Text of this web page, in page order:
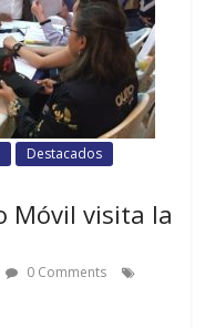
Destacados
Móvil visita la
0 Comments